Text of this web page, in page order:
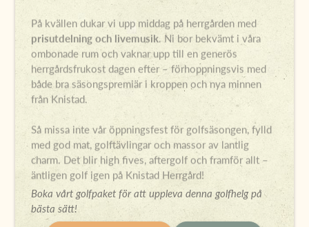
På kvällen dukar vi upp middag på herrgården med
prisutdelning och livemusik. Ni bor bekvämt i våra
ombonade rum och vaknar upp till en generös
herrgårdsfrukost dagen efter – förhoppningsvis med
både bra säsongspremiär i kroppen och nya minnen
från Knistad.
Så missa inte vår öppningsfest för golfsäsongen, fylld
med god mat, golftävlingar och massor av lantlig
charm. Det blir high fives, aftergolf och framför allt –
äntligen golf igen på Knistad Herrgård!
Boka vårt golfpaket för att uppleva denna golfhelg på
bästa sätt!